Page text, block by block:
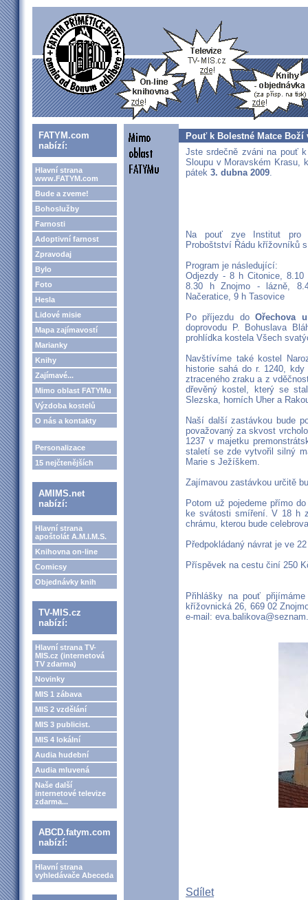
FATYM.com
nabízí:
Hlavní strana
www.FATYM.com
Bude a zveme!
Bohoslužby
Farnosti
Adoptivní farnost
Zpravodaj
Bylo
Foto
Hesla
Lidové misie
Mapa zajímavostí
Marianky
Knihy
Zajímavé...
Mimo oblast FATYMu
Výzdoba kostelů
O nás a kontakty
Personalizace
15 nejčtenějších
AMIMS.net
nabízí:
Hlavní strana
apoštolát A.M.I.M.S.
Knihovna on-line
Comicsy
Objednávky knih
TV-MIS.cz
nabízí:
Hlavní strana TV-
MIS.cz (internetová
TV zdarma)
Novinky
MIS 1 zábava
MIS 2 vzdělání
MIS 3 publicist.
MIS 4 lokální
Audia hudební
Audia mluvená
Naše další
internetové televize
zdarma...
ABCD.fatym.com
nabízí:
Hlavní strana
vyhledávače Abeceda
Pouť k Bolestné Matce Boží
Jste srdečně zváni na pouť
Sloupu v Moravském Krasu,
pátek 3. dubna 2009.
Na pouť zve Institut pro
Proboštství Řádu křížovníků
Program je následující:
Odjezdy - 8 h Citonice,
8.30 h Znojmo - lázně,
Načeratice, 9 h Tasovice
Po příjezdu doOřechova
doprovodu P. Bohuslava
prohlídka kostela Všech
Navštívíme také kostel
historie sahá do r. 1240,
ztraceného zraku a z
dřevěný kostel, který se
Slezska, horních Uher a
Naší další zastávkou bude
považovaný za skvost
1237 v majetku
staletí se zde vytvořil silný
Marie s Ježíškem.
Zajímavou zastávkou určitě
Potom už pojedeme přímo
ke svátosti smíření. V 18 h
chrámu, kterou bude
Předpokládaný návrat je ve
Příspěvek na cestu činí 250
Přihlášky na pouť
křížovnická 26, 669 02
e-mail:
Sdílet